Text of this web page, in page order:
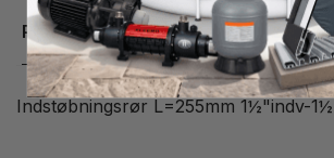
Produktbeskrivelse
Indstøbningsrør L=255mm 1½"indv-